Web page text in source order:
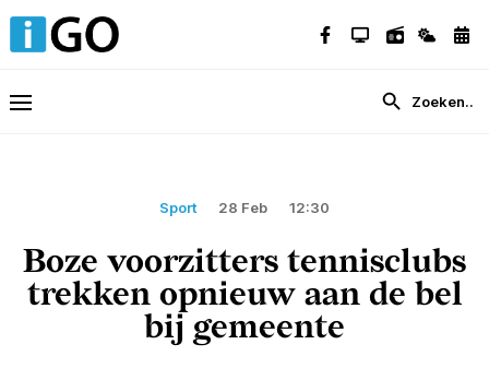
Sport 28 Feb 12:30
Boze voorzitters tennisclubs
trekken opnieuw aan de bel
bij gemeente